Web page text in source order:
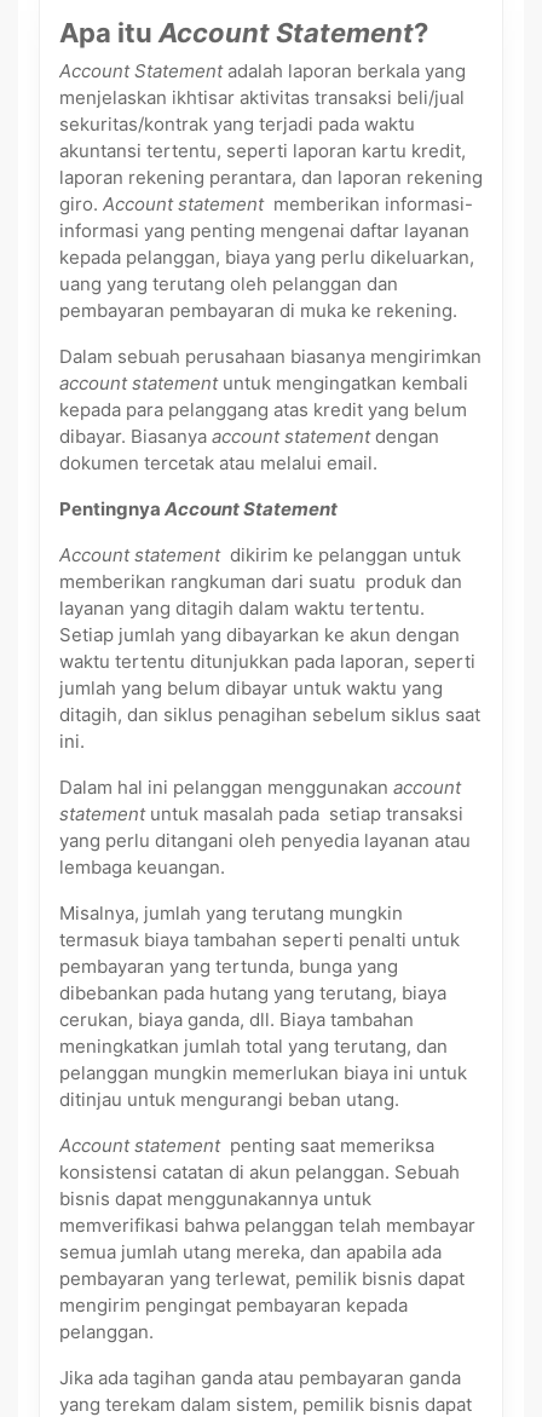
Apa itu Account Statement?
Account Statementadalah laporan berkala yang
menjelaskan ikhtisar aktivitas transaksi beli/jual
sekuritas/kontrak yang terjadi pada waktu
akuntansi tertentu, seperti laporan kartu kredit,
laporan rekening perantara, dan laporan rekening
giro. Account statement memberikan informasi-
informasi yang penting mengenai daftar layanan
kepada pelanggan, biaya yang perlu dikeluarkan,
uang yang terutang oleh pelanggan dan
pembayaran pembayaran di muka ke rekening.
Dalam sebuah perusahaan biasanya mengirimkan
account statementuntuk mengingatkan kembali
kepada para pelanggang atas kredit yang belum
dibayar. Biasanya account statementdengan
dokumen tercetak atau melalui email.
Pentingnya Account Statement
Account statement dikirim ke pelanggan untuk
memberikan rangkuman dari suatu produk dan
layanan yang ditagih dalam waktu tertentu.
Setiap jumlah yang dibayarkan ke akun dengan
waktu tertentu ditunjukkan pada laporan, seperti
jumlah yang belum dibayar untuk waktu yang
ditagih, dan siklus penagihan sebelum siklus saat
ini.
Dalam hal ini pelanggan menggunakan account
statementuntuk masalah pada setiap transaksi
yang perlu ditangani oleh penyedia layanan atau
lembaga keuangan.
Misalnya, jumlah yang terutang mungkin
termasuk biaya tambahan seperti penalti untuk
pembayaran yang tertunda, bunga yang
dibebankan pada hutang yang terutang, biaya
cerukan, biaya ganda, dll. Biaya tambahan
meningkatkan jumlah total yang terutang, dan
pelanggan mungkin memerlukan biaya ini untuk
ditinjau untuk mengurangi beban utang.
Account statement penting saat memeriksa
konsistensi catatan di akun pelanggan. Sebuah
bisnis dapat menggunakannya untuk
memverifikasi bahwa pelanggan telah membayar
semua jumlah utang mereka, dan apabila ada
pembayaran yang terlewat, pemilik bisnis dapat
mengirim pengingat pembayaran kepada
pelanggan.
Jika ada tagihan ganda atau pembayaran ganda
yang terekam dalam sistem, pemilik bisnis dapat